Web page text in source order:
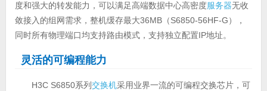
度和强大的转发能力，可以满足高端数据中心高密度服务器无收
敛接入的组网需求，整机缓存最大36MB（S6850-56HF-G），
同时所有物理端口均支持路由模式，支持独立配置IP地址。
灵活的可编程能力
H3C S6850系列交换机采用业界一流的可编程交换芯片，可